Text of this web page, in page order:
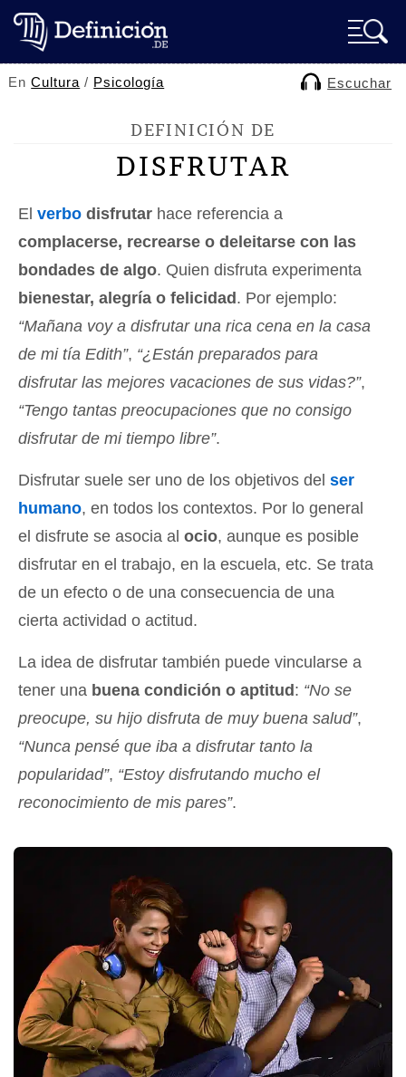
EnCultura / Psicología Escuchar
DEFINICIÓN DE
DISFRUTAR
El verbo disfrutar hace referencia a
complacerse, recrearse o deleitarse con las
bondades de algo. Quien disfruta experimenta
bienestar, alegría o felicidad . Por ejemplo:
“Mañana voy a disfrutar una rica cena en la casa
de mi tía Edith”, “¿Están preparados para
disfrutar las mejores vacaciones de sus vidas?”,
“Tengo tantas preocupaciones que no consigo
disfrutar de mi tiempo libre”.
Disfrutar suele ser uno de los objetivos del ser
humano, en todos los contextos. Por lo general
el disfrute se asocia al ocio, aunque es posible
disfrutar en el trabajo, en la escuela, etc. Se trata
de un efecto o de una consecuencia de una
cierta actividad o actitud.
La idea de disfrutar también puede vincularse a
tener una buena condición o aptitud : “No se
preocupe, su hijo disfruta de muy buena salud”,
“Nunca pensé que iba a disfrutar tanto la
popularidad”, “Estoy disfrutando mucho el
reconocimiento de mis pares”.